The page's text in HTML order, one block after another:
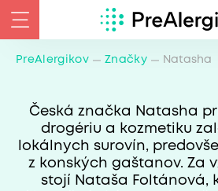
PreAlergikov Značky Natasha
Česká značka Natasha
drogériu a kozmetiku
lokálnych surovín,
z konských gaštanov. Za
stojí Nataša Foltánová,